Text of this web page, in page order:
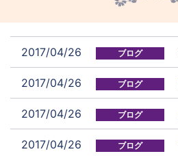
2017/04/26 ブログ
2017/04/26 ブログ
2017/04/26 ブログ
2017/04/26 ブログ